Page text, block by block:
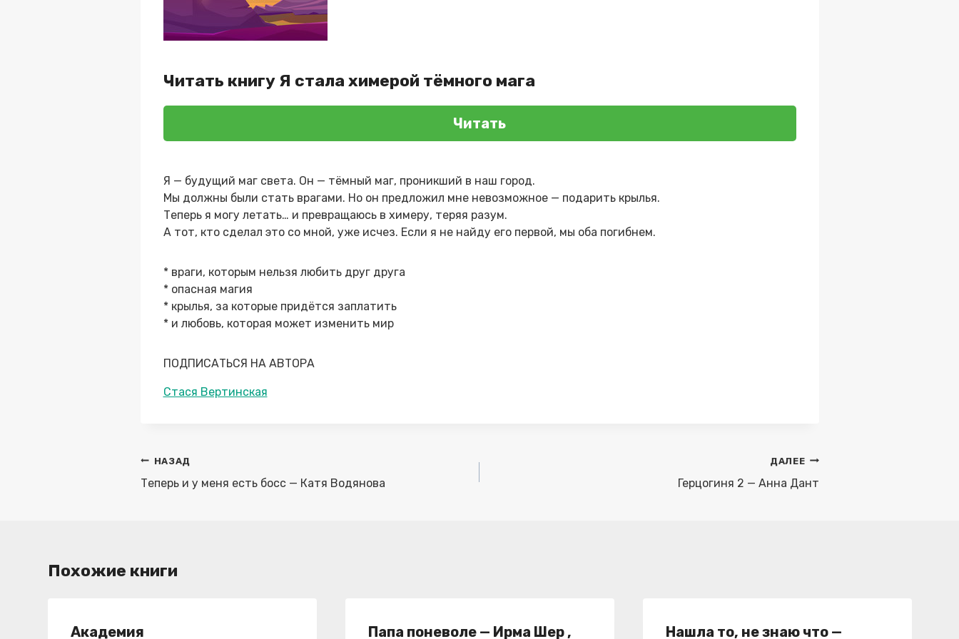
Читать книгу Я стала химерой тёмного мага
Читать
Я — будущий маг света. Он — тёмный маг, проникший в наш город.
Мы должны были стать врагами. Но он предложил мне невозможное — подарить крылья.
Теперь я могу летать… и превращаюсь в химеру, теряя разум.
А тот, кто сделал это со мной, уже исчез. Если я не найду его первой, мы оба погибнем.
* враги, которым нельзя любить друг друга
* опасная магия
* крылья, за которые придётся заплатить
* и любовь, которая может изменить мир
ПОДПИСАТЬСЯ НА АВТОРА
Метки
Стася Вертинская
Навигация
по
НАЗАД
Теперь и у меня есть босс — Катя Водянова
ДАЛЕЕ
Герцогиня 2 — Анна Дант
Похожие книги
Академия Папа поневоле — Ирма Шер , Нашла то, не знаю что —